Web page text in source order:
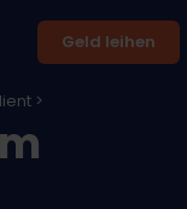
Geld leihen
>